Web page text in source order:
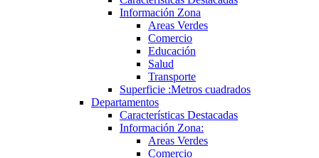
Información Zona
Areas Verdes
Comercio
Educación
Salud
Transporte
Superficie :Metros cuadrados
Departamentos
Características Destacadas
Información Zona:
Areas Verdes
Comercio